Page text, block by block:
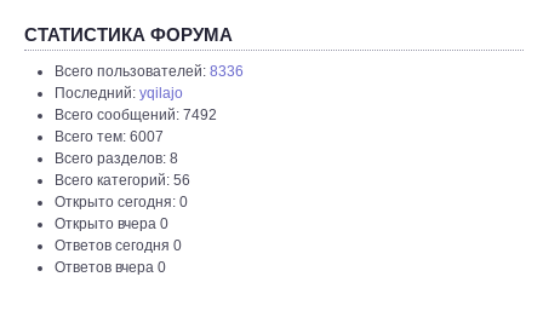
СТАТИСТИКА ФОРУМА
Всего пользователей: 8336
Последний: yqilajo
Всего сообщений: 7492
Всего тем: 6007
Всего разделов: 8
Всего категорий: 56
Открыто сегодня: 0
Открыто вчера 0
Ответов сегодня 0
Ответов вчера 0